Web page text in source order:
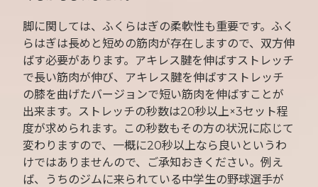
脚に関しては、ふくらはぎの柔軟性も重要です。ふく
らはぎは長めと短めの筋肉が存在しますので、双方伸
ばす必要があります。アキレス腱を伸ばすストレッチ
で長い筋肉が伸び、アキレス腱を伸ばすストレッチ
の膝を曲げたバージョンで短い筋肉を伸ばすことが
出来ます。ストレッチの秒数は20秒以上×3セット程
度が求められます。この秒数もその方の状況に応じて
変わりますので、一概に20秒以上なら良いというわ
けではありませんので、ご承知おきください。例え
ば、うちのジムに来られている中学生の野球選手が